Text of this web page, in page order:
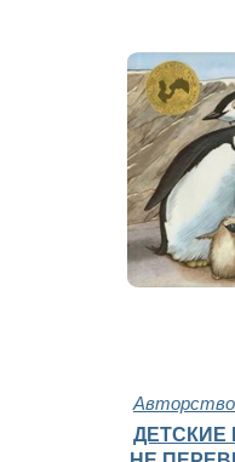
Авторство
ДЕТСКИЕ